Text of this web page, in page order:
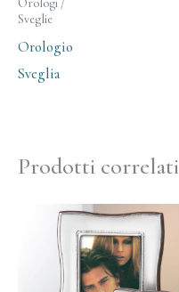
Sveglie
Orologio
Sveglia
Prodotti correlati